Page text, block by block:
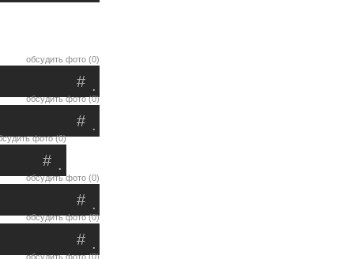
обсудить фото (0)
.
#
обсудить фото (0)
.
#
фото (0)
.
#
обсудить фото (0)
.
#
обсудить фото (0)
.
#
обсудить фото (0)